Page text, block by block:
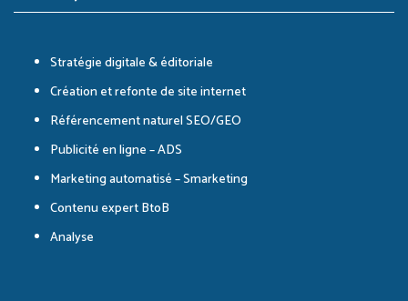
Stratégie digitale & éditoriale
Création et refonte de site internet
Référencement naturel SEO/GEO
Publicité en ligne – ADS
Marketing automatisé – Smarketing
Contenu expert BtoB
Analyse